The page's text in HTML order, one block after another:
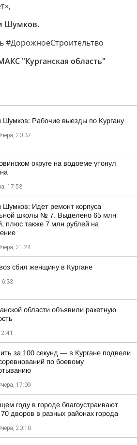
Шумков.
#ДорожноеСтроительтво
"Курганская область"
Шумков: Рабочие выезды по Кургану
20:37
округе на водоеме утонул
17:53
Идет ремонт корпуса
школы № 7. Выделено 65 млн
плюс также 7 млн рублей на
21:24
сбил женщину в Кургане
области объявили ракетную
за 100 секунд — в Кургане подвели
по боевому
17:09
году в городе благоустраивают
дворов в разных районах города
20:10